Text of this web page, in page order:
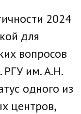
2024
для
вопросов
РГУ им. А.Н.
одного из
центров,